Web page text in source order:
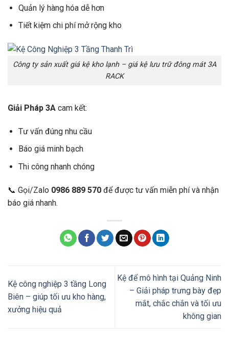
Quản lý hàng hóa dễ hơn
Tiết kiệm chi phí mở rộng kho
Công ty sản xuất giá kệ kho lạnh – giá kệ lưu trữ đông mát 3A
RACK
Giải Pháp 3A cam kết:
Tư vấn đúng nhu cầu
Báo giá minh bạch
Thi công nhanh chóng
📞 Gọi/Zalo 0986 889 570 để được tư vấn miễn phí và nhận
báo giá nhanh.
Kệ công nghiệp 3 tầng Long
Biên – giúp tối ưu kho hàng,
xưởng hiệu quả
Kệ để mô hình tại Quảng Ninh
– Giải pháp trưng bày đẹp
mắt, chắc chắn và tối ưu
không gian